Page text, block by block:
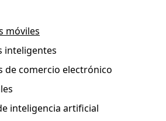
móviles
inteligentes
de comercio electrónico
inteligencia artificial